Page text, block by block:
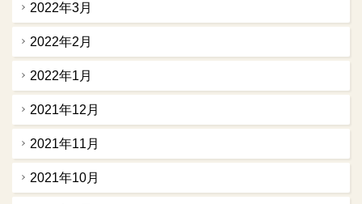
2022年3月
2022年2月
2022年1月
2021年12月
2021年11月
2021年10月